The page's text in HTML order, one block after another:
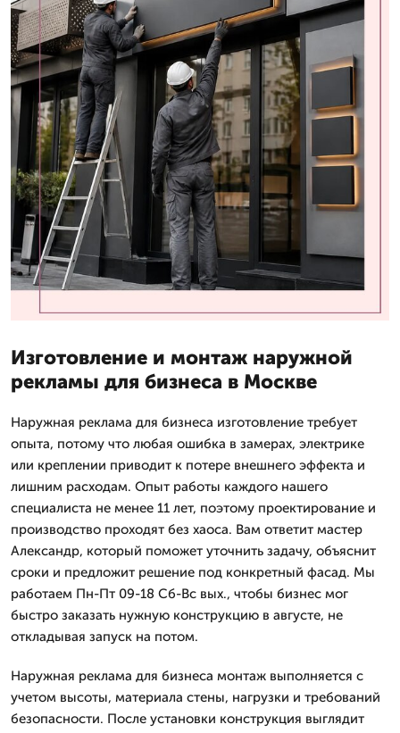
Изготовление и монтаж наружной
рекламы для бизнеса в Москве
Наружная реклама для бизнеса изготовление требует
опыта, потому что любая ошибка в замерах, электрике
или креплении приводит к потере внешнего эффекта и
лишним расходам. Опыт работы каждого нашего
специалиста не менее 11 лет, поэтому проектирование и
производство проходят без хаоса. Вам ответит мастер
Александр, который поможет уточнить задачу, объяснит
сроки и предложит решение под конкретный фасад. Мы
работаем Пн-Пт 09-18 Сб-Вс вых., чтобы бизнес мог
быстро заказать нужную конструкцию в августе, не
откладывая запуск на потом.
Наружная реклама для бизнеса монтаж выполняется с
учетом высоты, материала стены, нагрузки и требований
безопасности. После установки конструкция выглядит